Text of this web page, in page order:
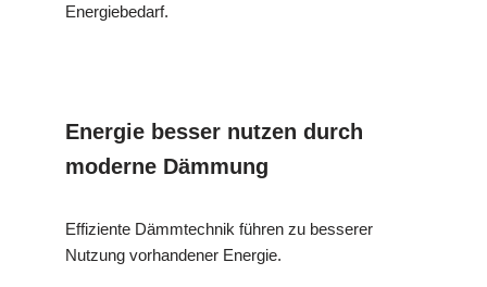
Energiebedarf.
Energie besser nutzen durch
moderne Dämmung
Effiziente Dämmtechnik führen zu besserer
Nutzung vorhandener Energie.